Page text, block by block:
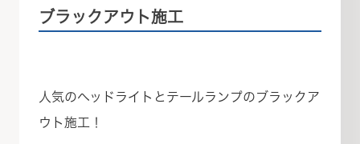
ブラックアウト施工
人気のヘッドライトとテールランプのブラックア
ウト施工！